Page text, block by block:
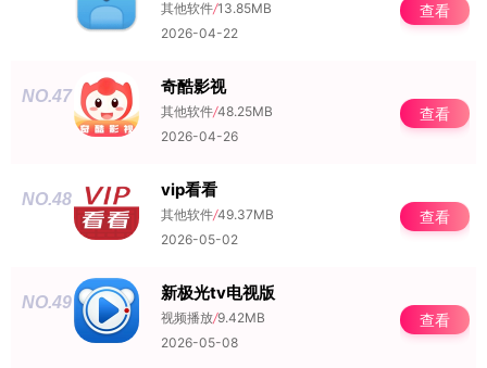
其他软件/13.85MB
2026-04-22
查看
NO.47 奇酷影视
其他软件/48.25MB
2026-04-26
查看
NO.48 vip看看
其他软件/49.37MB
2026-05-02
查看
NO.49 新极光tv电视版
视频播放/9.42MB
2026-05-08
查看